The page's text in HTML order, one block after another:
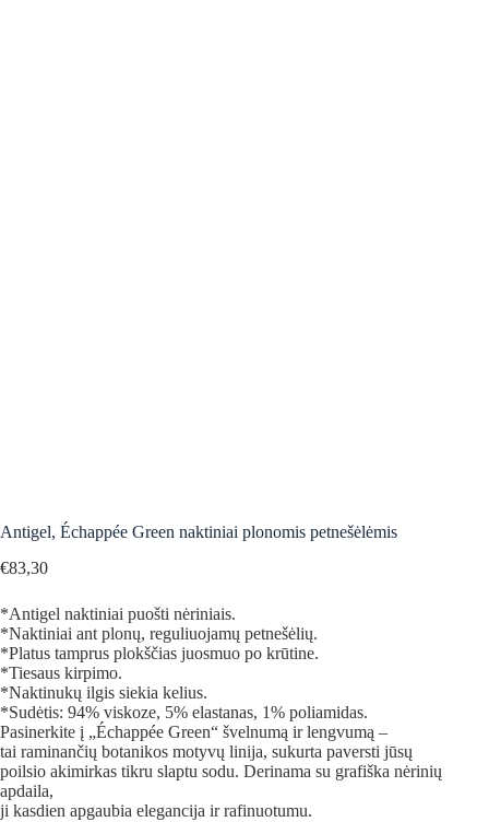
Antigel, Échappée Green naktiniai plonomis petnešėlėmis
€83,30
*Antigel naktiniai puošti nėriniais.
*Naktiniai ant plonų, reguliuojamų petnešėlių.
*Platus tamprus plokščias juosmuo po krūtine.
*Tiesaus kirpimo.
*Naktinukų ilgis siekia kelius.
*Sudėtis: 94% viskoze, 5% elastanas, 1% poliamidas.
Pasinerkite į „Échappée Green“ švelnumą ir lengvumą –
tai raminančių botanikos motyvų linija, sukurta paversti jūsų
poilsio akimirkas tikru slaptu sodu. Derinama su grafiška nėrinių
apdaila,
ji kasdien apgaubia elegancija ir rafinuotumu.